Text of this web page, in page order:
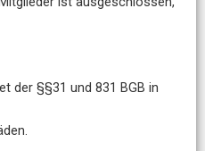
der §§31 und 831 BGB in